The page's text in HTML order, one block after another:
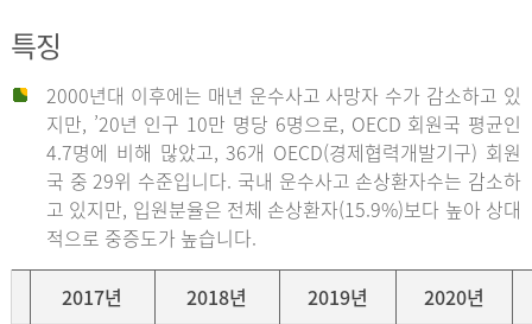
특징
2000년대 이후에는 매년 운수사고 사망자 수가 감소하고 있
지만, ’20년 인구 10만 명당 6명으로, OECD 회원국 평균인
4.7명에 비해 많았고, 36개 OECD(경제협력개발기구) 회원
국 중 29위 수준입니다. 국내 운수사고 손상환자수는 감소하
고 있지만, 입원분율은 전체 손상환자(15.9%)보다 높아 상대
적으로 중증도가 높습니다.
2017년 2018년 2019년
2020년